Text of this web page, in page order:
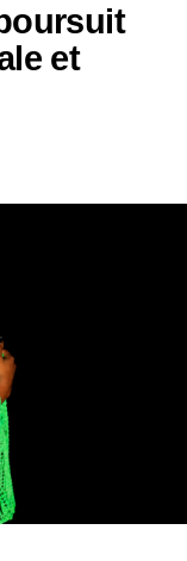
du morceau et
insuffler à ce
le rap gabonais
afro-pop et
tels que l’amour,
et la
avec
producteur de
Lowsso
un choix
son
nombreuses
au fil de
et